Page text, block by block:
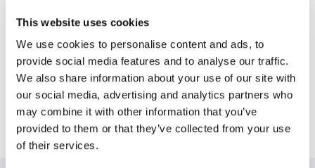
This website uses cookies
We use cookies to personalise content and ads, to
provide social media features and to analyse our traffic.
We also share information about your use of our site with
our social media, advertising and analytics partners who
may combine it with other information that you’ve
provided to them or that they’ve collected from your use
of their services.
HRB67354 äriregister, Düsseldorf
KMKR nr:
EL-i komisjon pakub enda veebiplatvormil vaidluste veebis lahendamise
võimalust. Platvormi leiab veebisaidilthttp://ec.europa.eu/consumers/odr/
ei vastuta osalemise eest lepitusmenetluses ja ei saa pakkuda sellistes
menetlustes osalemise võimalust.